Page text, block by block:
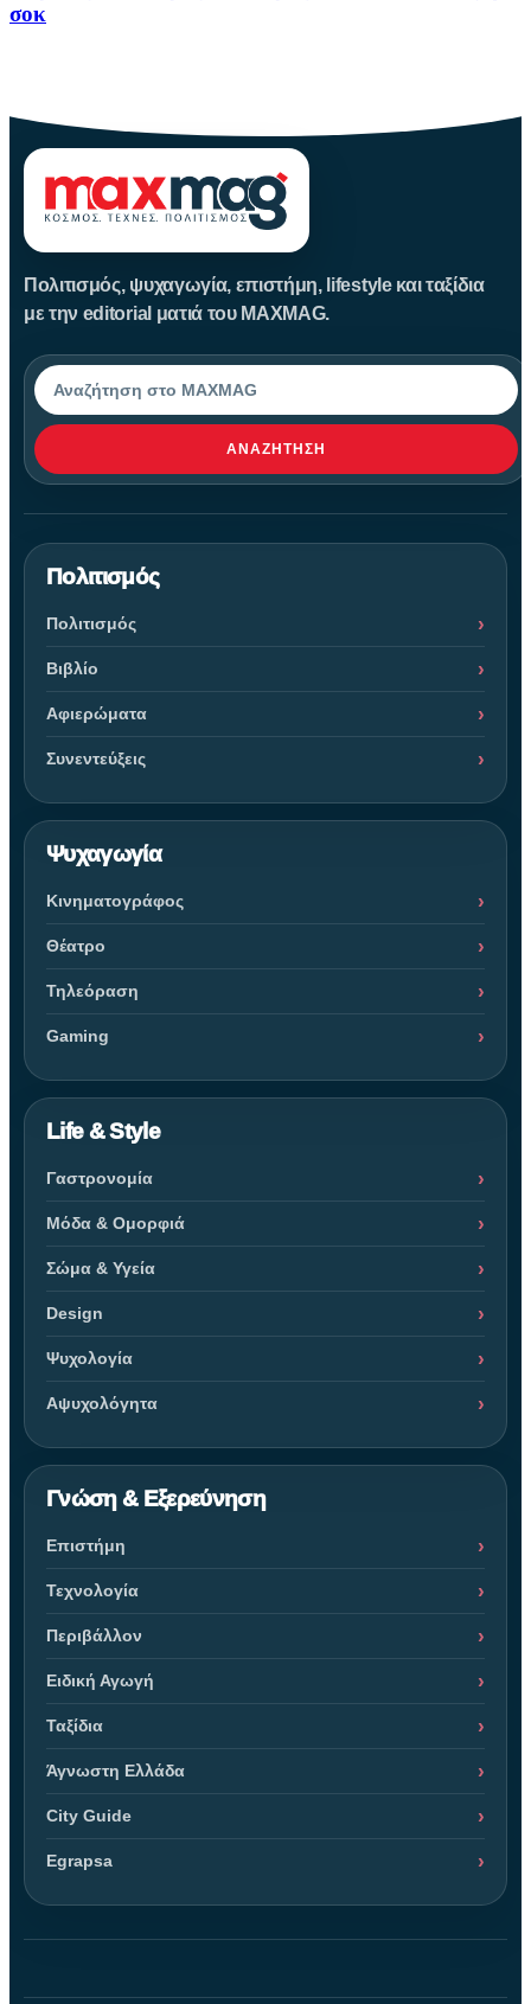
σοκ
Πολιτισμός, ψυχαγωγία, επιστήμη, lifestyle και ταξίδια
με την editorial ματιά του MAXMAG.
Αναζήτηση
ΑΝΑΖΉΤΗΣΗ
Πολιτισμός
Πολιτισμός
Βιβλίο
Αφιερώματα
Συνεντεύξεις
Ψυχαγωγία
Κινηματογράφος
Θέατρο
Τηλεόραση
Gaming
Life & Style
Γαστρονομία
Μόδα & Ομορφιά
Σώμα & Υγεία
Design
Ψυχολογία
Αψυχολόγητα
Γνώση & Εξερεύνηση
Επιστήμη
Τεχνολογία
Περιβάλλον
Ειδική Αγωγή
Ταξίδια
Άγνωστη Ελλάδα
City Guide
Egrapsa